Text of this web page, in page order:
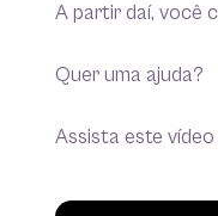
A partir daí, você
Quer uma ajuda?
Assista este